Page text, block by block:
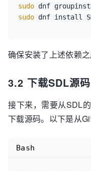
sudo dnf
sudo
确保安装了上述依赖
3.2 下载SDL源码
接下来，需要从SDL
下载源码。以下是从
Bash